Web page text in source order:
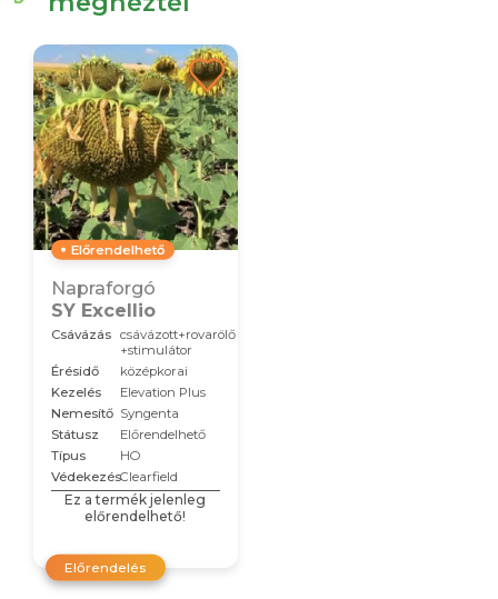
Előrendelhető
Napraforgó
SY Excellio
Csávázás csávázott+rovarölő
+stimulátor
Érésidő
középkorai
Kezelés
Elevation Plus
Nemesítő Syngenta
Státusz
Előrendelhető
Típus
HO
VédekezésClearfield
Ez a termék jelenleg
előrendelhető!
Előrendelés